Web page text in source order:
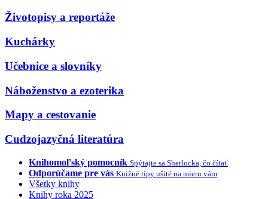
Životopisy a reportáže
Kuchárky
Učebnice a slovníky
Náboženstvo a ezoterika
Mapy a cestovanie
Cudzojazyčná literatúra
Knihomoľský pomocník Spýtajte sa Sherlocka, čo čítať
Odporúčame pre vás Knižné tipy ušité na mieru vám
Všetky knihy
Knihy roka 2025